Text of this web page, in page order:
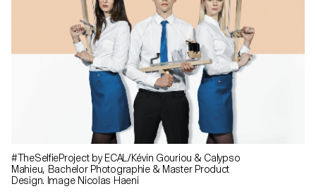
#TheSelfieProject by ECAL/Kévin Gouriou & Calypso
Mahieu, Bachelor Photographie & Master Product
Design. Image Nicolas Haeni